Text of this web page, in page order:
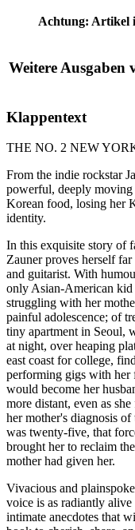
Achtung: Artikel
Weitere
Klappentext
THE NO. 2 NEW
From the indie rockstar
powerful, deeply
Korean food, losing her
identity.
In this exquisite story of
Zauner proves herself
and guitarist. With
only Asian-American kid
struggling with her
painful adolescence; of
tiny apartment in Seoul,
at night, over heaping
east coast for college,
performing gigs with her
would become her
more distant, even as
her mother's diagnosis
was twenty-five, that
brought her to reclaim
mother had given her.
Vivacious and
voice is as radiantly
intimate anecdotes that